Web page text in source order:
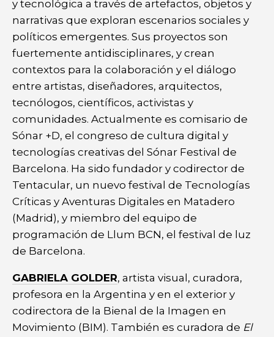
y tecnológica a través de artefactos, objetos y
narrativas que exploran escenarios sociales y
políticos emergentes. Sus proyectos son
fuertemente antidisciplinares, y crean
contextos para la colaboración y el diálogo
entre artistas, diseñadores, arquitectos,
tecnólogos, científicos, activistas y
comunidades. Actualmente es comisario de
Sónar +D, el congreso de cultura digital y
tecnologías creativas del Sónar Festival de
Barcelona. Ha sido fundador y codirector de
Tentacular, un nuevo festival de Tecnologías
Críticas y Aventuras Digitales en Matadero
(Madrid), y miembro del equipo de
programación de Llum BCN, el festival de luz
de Barcelona.
GABRIELA GOLDER, artista visual, curadora,
profesora en la Argentina y en el exterior y
codirectora de la Bienal de la Imagen en
Movimiento (BIM). También es curadora de El